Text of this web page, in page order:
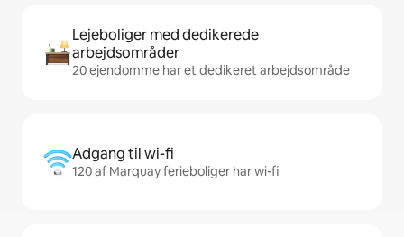
Lejeboliger med dedikerede
arbejdsområder
20 ejendomme har et dedikeret arbejdsområde
Adgang til wi-fi
120 af Marquay ferieboliger har wi-fi